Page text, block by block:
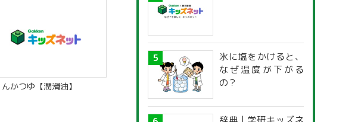
かつゆ【潤滑油】
氷に塩をかけると、
なぜ温度が下がる
の？